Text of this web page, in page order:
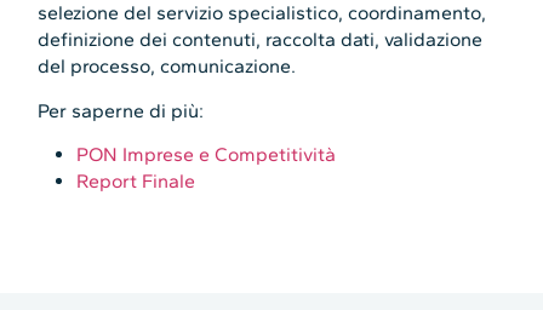
selezione del servizio specialistico, coordinamento,
definizione dei contenuti, raccolta dati, validazione
del processo, comunicazione.
Per saperne di più:
PON Imprese e Competitività
Report Finale